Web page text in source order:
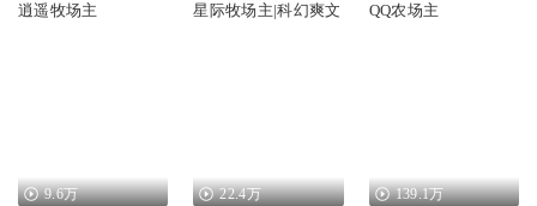
逍遥牧场主 星际牧场主|科幻爽文 QQ农场主
9.6万 22.4万 139.1万